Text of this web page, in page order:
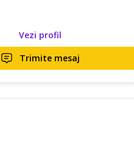
Vezi profil
Trimite mesaj